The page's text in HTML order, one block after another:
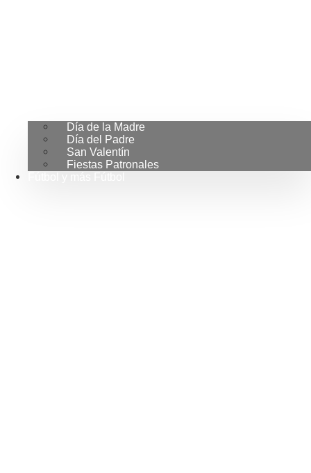
Día de la Madre
Día del Padre
San Valentín
Fiestas Patronales